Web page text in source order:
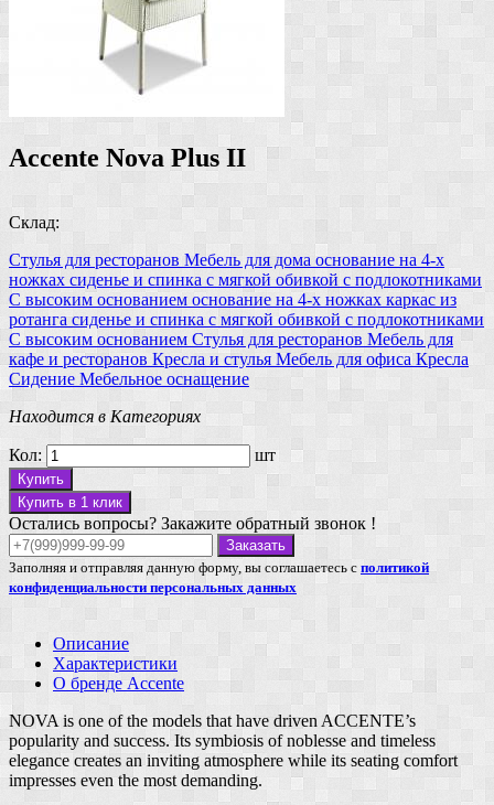
Accente Nova Plus II
Склад:
Стулья для ресторанов Мебель для дома основание на 4-х
ножках сиденье и спинка с мягкой обивкой с подлокотниками
С высоким основанием основание на 4-х ножках каркас из
ротанга сиденье и спинка с мягкой обивкой с подлокотниками
С высоким основанием Стулья для ресторанов Мебель для
кафе и ресторанов Кресла и стулья Мебель для офисаКресла
Сидение Мебельное оснащение
Находится в Категориях
Кол: шт
Купить
Купить в 1 клик
Остались вопросы? Закажите обратный звонок !
Заказать
Заполняя и отправляя данную форму, вы соглашаетесь с политикой
конфиденциальности персональных данных
Описание
Характеристики
О бренде Accente
NOVA is one of the models that have driven ACCENTE’s
popularity and success. Its symbiosis of noblesse and timeless
elegance creates an inviting atmosphere while its seating comfort
impresses even the most demanding.